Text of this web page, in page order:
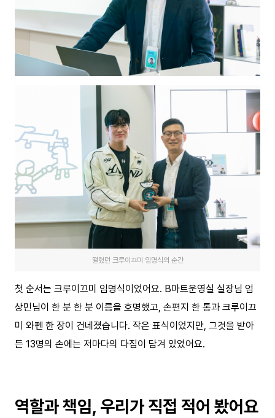
떨렸던 크루이끄미 임명식의 순간
첫 순서는 크루이끄미 임명식이었어요. B마트운영실 실장님 엄
상민님이 한 분 한 분 이름을 호명했고, 손편지 한 통과 크루이끄
미 와펜 한 장이 건네졌습니다. 작은 표식이었지만, 그것을 받아
든 13명의 손에는 저마다의 다짐이 담겨 있었어요.
역할과 책임, 우리가 직접 적어 봤어요